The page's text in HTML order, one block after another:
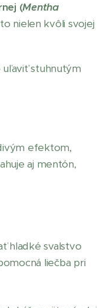
(Mentha
nielen kvôli svojej
stuhnutým
efektom,
aj mentón,
hladké svalstvo
liečba pri